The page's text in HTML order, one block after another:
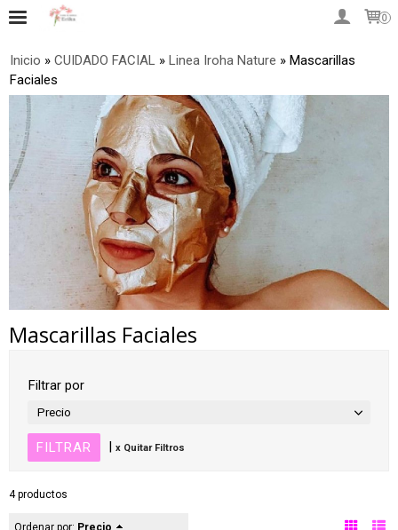
0
Inicio » CUIDADO FACIAL » Linea Iroha Nature » Mascarillas
Faciales
Mascarillas Faciales
Filtrar por
Precio
x Quitar Filtros
4 productos